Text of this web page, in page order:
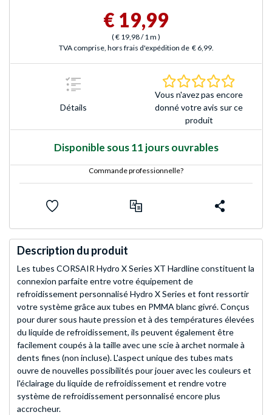
€ 19,99
(€ 19,98/ 1 m )
TVA comprise, hors frais d'expédition de € 6,99.
Détails
Vous n'avez pas encore
donné votre avis sur ce
produit
Disponible sous 11 jours ouvrables
Commande professionnelle?
Description du produit
Les tubes CORSAIR Hydro X Series XT Hardline constituent la
connexion parfaite entre votre équipement de
refroidissement personnalisé Hydro X Series et font ressortir
votre système grâce aux tubes en PMMA blanc givré. Conçus
pour durer sous haute pression et à des températures élevées
du liquide de refroidissement, ils peuvent également être
facilement coupés à la taille avec une scie à archet normale à
dents fines (non incluse). L'aspect unique des tubes mats
ouvre de nouvelles possibilités pour jouer avec les couleurs et
l'éclairage du liquide de refroidissement et rendre votre
système de refroidissement personnalisé encore plus
accrocheur.